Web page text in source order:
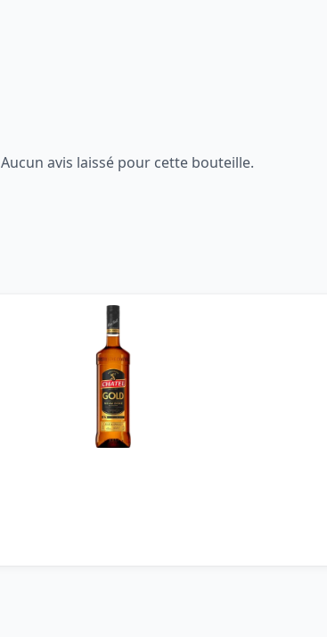
Aucun avis laissé pour cette bouteille.